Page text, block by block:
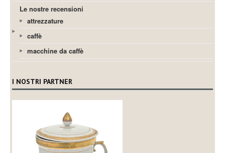
Le nostre recensioni
attrezzature
caffè
macchine da caffè
I NOSTRI PARTNER